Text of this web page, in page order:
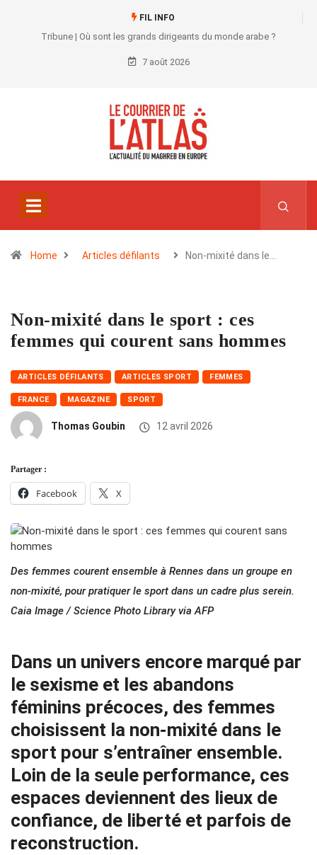
FIL INFO
Tribune | Où sont les grands dirigeants du monde arabe ?
7 août 2026
Home Articles défilants Non-mixité dans le…
Non-mixité dans le sport : ces
femmes qui courent sans hommes
ARTICLES DÉFILANTS ARTICLES SPORT FEMMES
FRANCE MAGAZINE SPORT
Thomas Goubin 12 avril 2026
Partager :
Facebook X
Des femmes courent ensemble à Rennes dans un groupe en
non-mixité, pour pratiquer le sport dans un cadre plus serein.
Caia Image / Science Photo Library via AFP
Dans un univers encore marqué par
le sexisme et les abandons
féminins précoces, des femmes
choisissent la non-mixité dans le
sport pour s’entraîner ensemble.
Loin de la seule performance, ces
espaces deviennent des lieux de
confiance, de liberté et parfois de
reconstruction.